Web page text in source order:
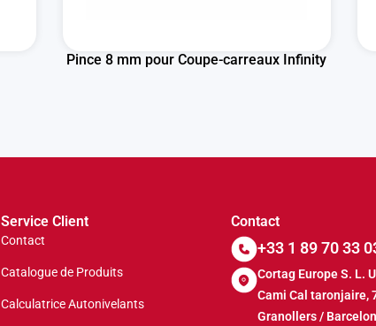
Pince 8 mm pour Coupe-carreaux Infinity
Service Client
Contact
Catalogue de Produits
Calculatrice Autonivelants
Contact
+33 1 89 70 33
Cortag Europe S. L.
Cami Cal taronjaire,
Granollers /